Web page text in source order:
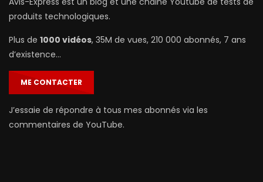
produits technologiques.
Plus de 1000 vidéos, 35M de vues, 210 000 abonnés, 7 ans
d’existence…
ME CONTACTER
J’essaie de répondre à tous mes abonnés via les
commentaires de YouTube.